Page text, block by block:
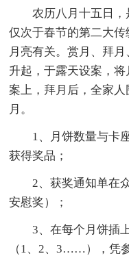
农历八月十五日，
仅次于春节的第二大
月亮有关。赏月、拜
升起，于露天设案，
案上，拜月后，全家
月。
1、月饼数量与卡座
获得奖品；
2、获奖通知单在众
安慰奖）；
3、在每个月饼插上
（1、2、3……），凭